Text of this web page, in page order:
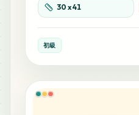
30 x41
初級